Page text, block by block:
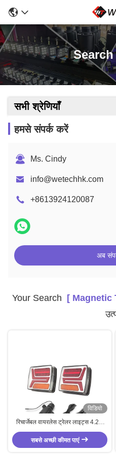
सभी श्रेणियाँ
हमसे संपर्क करें
Ms. Cindy
info@wetechhk.com
+8613924120087
अब
Your Search [ Magnetic
विडियो
रिचार्जेबल वायरलेस ट्रेलर लाइट्स 4.2V
चुंबकीय टेल लाइट किट IP67
सबसे अच्छी कीमत पाएं